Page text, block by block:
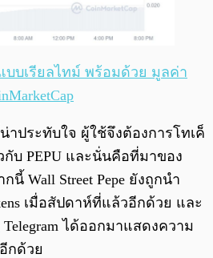
แบบเรียลไทม์ พร้อมด้วย มูลค่า
ประทับใจ ผู้ใช้จึงต้องการโทเค็
บ PEPU และนั่นคือที่มาของ
กนี้ Wall Street Pepe ยังถูกนำ
เมื่อสัปดาห์ที่แล้วอีกด้วย และ
Telegram ได้ออกมาแสดงความ
กด้วย